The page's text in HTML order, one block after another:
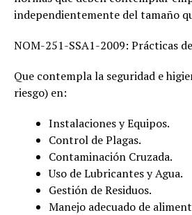
independientemente del tamaño
NOM-251-SSA1-2009: Prácticas
Que contempla la seguridad e
riesgo) en:
Instalaciones y Equipos.
Control de Plagas.
Contaminación Cruzada.
Uso de Lubricantes y Agua.
Gestión de Residuos.
Manejo adecuado de